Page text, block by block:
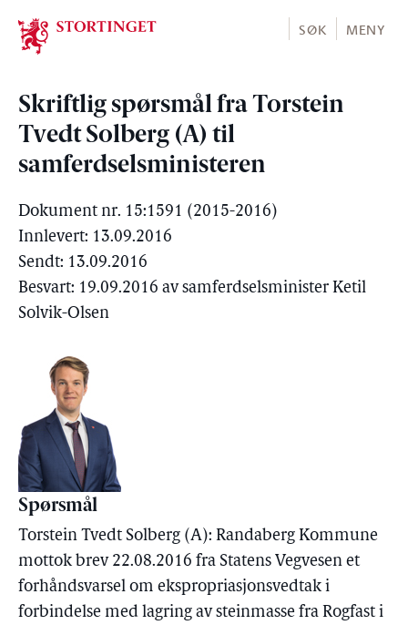
Stortinget.no
SØK MENY
Skriftlig spørsmål fra Torstein
Tvedt Solberg (A) til
samferdselsministeren
Dokument nr. 15:1591 (2015-2016)
Innlevert: 13.09.2016
Sendt: 13.09.2016
Besvart: 19.09.2016 av samferdselsminister Ketil
Solvik-Olsen
Spørsmål
Torstein Tvedt Solberg (A): Randaberg Kommune
mottok brev 22.08.2016 fra Statens Vegvesen et
forhåndsvarsel om ekspropriasjonsvedtak i
forbindelse med lagring av steinmasse fra Rogfast i